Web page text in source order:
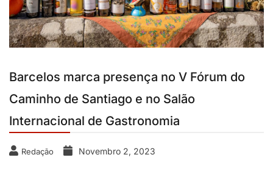
Barcelos marca presença no V Fórum do
Caminho de Santiago e no Salão
Internacional de Gastronomia
Redação Novembro 2, 2023